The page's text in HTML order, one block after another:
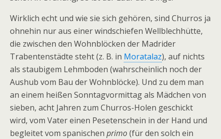
Wirklich echt und wie sie sich gehören, sind Churros ja
ohnehin nur aus einer windschiefen Wellblechhütte,
die zwischen den Wohnblöcken der Madrider
Trabentenstädte steht (z. B. in Moratalaz), auf nichts
als staubigem Lehmboden (wahrscheinlich noch der
Aushub vom Bau der Wohnblöcke). Und zu dem man
an einem heißen Sonntagvormittag als Mädchen von
sieben, acht Jahren zum Churros-Holen geschickt
wird, vom Vater einen Pesetenschein in der Hand und
begleitet vom spanischen primo(für den solch ein